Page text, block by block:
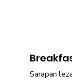
Sarapan